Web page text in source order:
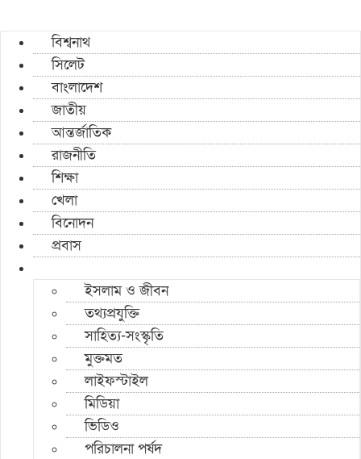
বিশ্বনাথ
সিলেট
বাংলাদেশ
জাতীয়
আন্তর্জাতিক
রাজনীতি
শিক্ষা
খেলা
বিনোদন
প্রবাস
ইসলাম ও জীবন
তথ্যপ্রযুক্তি
সাহিত্য-সংস্কৃতি
মুক্তমত
লাইফস্টাইল
মিডিয়া
ভিডিও
পরিচালনা পর্ষদ